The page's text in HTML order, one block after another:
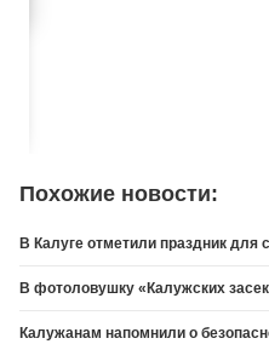
Похожие новости:
В Калуге отметили праздник для
В фотоловушку «Калужских
Калужанам напомнили о